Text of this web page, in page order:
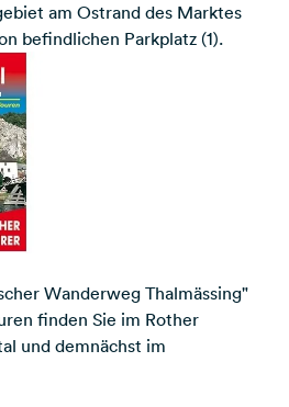
am Ostrand des Marktes
befindlichen Parkplatz (1).
Wanderweg ­Thalmässing"
finden Sie im Rother
und demnächst im